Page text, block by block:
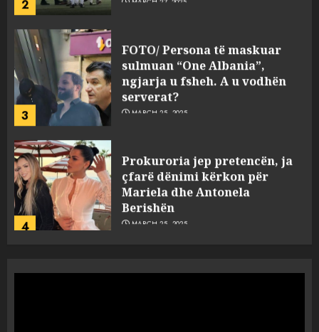
3
FOTO/ Persona të maskuar
sulmuan “One Albania”,
ngjarja u fsheh. A u vodhën
serverat?
4
Prokuroria jep pretencën, ja
çfarë dënimi kërkon për
Mariela dhe Antonela
Berishën